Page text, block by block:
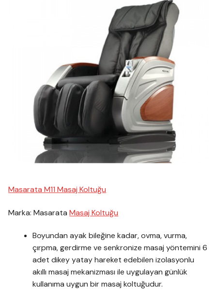
Masarata M11 Masaj Koltuğu
Marka: MasarataMasaj Koltuğu
Boyundan ayak bileğine kadar, ovma, vurma,
çırpma, gerdirme ve senkronize masaj yöntemini 6
adet dikey yatay hareket edebilen izolasyonlu
akıllı masaj mekanizması ile uygulayan günlük
kullanıma uygun bir masaj koltuğudur.